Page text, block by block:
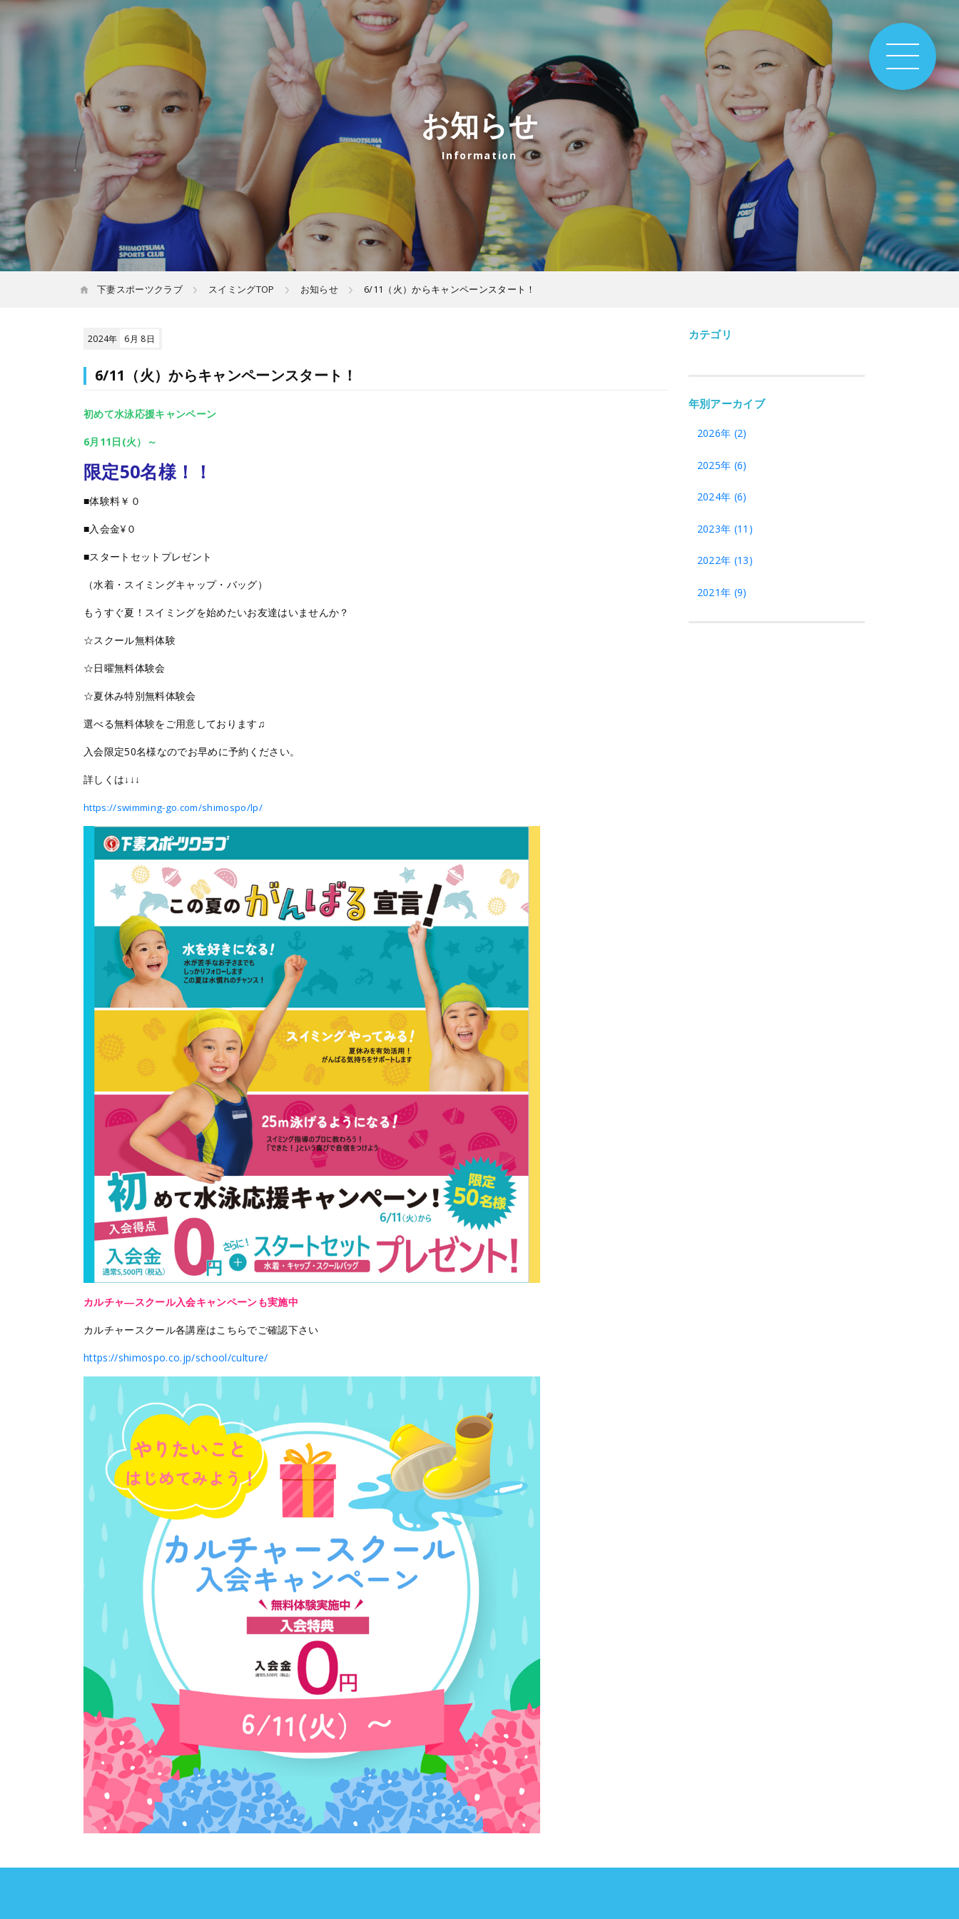
お知らせ
下妻スポーツクラブ スイミングTOP お知らせ 6/11（火）からキャンペーンスタート！
2024年 6月 8日
6/11（火）からキャンペーンスタート！
初めて水泳応援キャンペーン
6月11日(火）～
限定50名様！！
■体験料￥０
■入会金¥０
■スタートセットプレゼント
（水着・スイミングキャップ・バッグ）
もうすぐ夏！スイミングを始めたいお友達はいませんか？
☆スクール無料体験
☆日曜無料体験会
☆夏休み特別無料体験会
選べる無料体験をご用意しております♫
入会限定50名様なのでお早めに予約ください。
詳しくは↓↓↓
https://swimming-go.com/shimospo/lp/
カルチャ―スクール入会キャンペーンも実施中
カルチャースクール各講座はこちらでご確認下さい
https://shimospo.co.jp/school/culture/
カテゴリ
年別アーカイブ
2026年 (2)
2025年 (6)
2024年 (6)
2023年 (11)
2022年 (13)
2021年 (9)